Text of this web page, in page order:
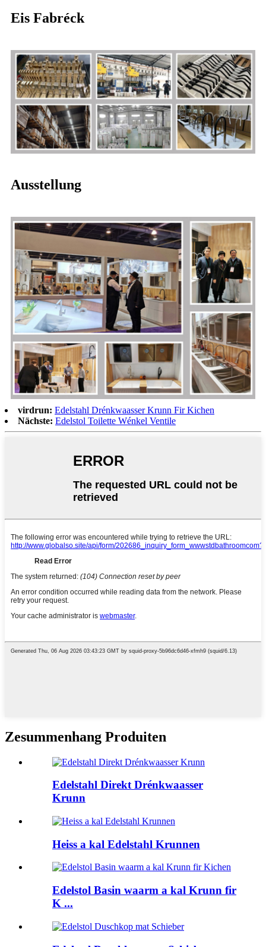
Eis Fabréck
Ausstellung
virdrun: Edelstahl Drénkwaasser Krunn Fir Kichen
Nächste: Edelstol Toilette Wénkel Ventile
Zesummenhang Produiten
Edelstahl Direkt Drénkwaasser
Krunn
Heiss a kal Edelstahl Krunnen
Edelstol Basin waarm a kal Krunn fir
K ...